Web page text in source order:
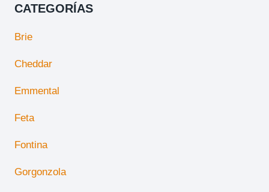
CATEGORÍAS
Brie
Cheddar
Emmental
Feta
Fontina
Gorgonzola